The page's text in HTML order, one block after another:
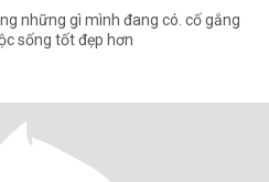
những gì mình đang có. cố gắng
sống tốt đẹp hơn